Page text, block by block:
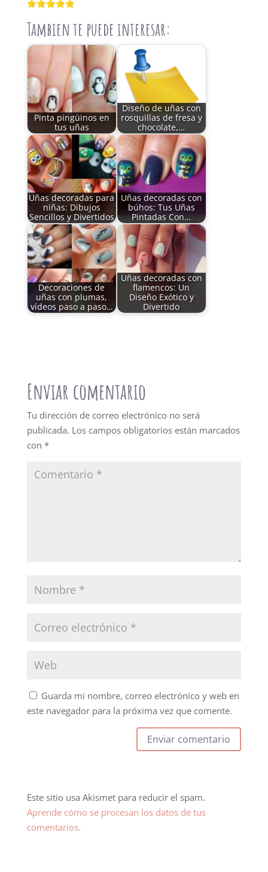
Tambien te puede interesar:
Pinta pingüinos en
tus uñas
Diseño de uñas con
rosquillas de fresa y
chocolate,…
Uñas decoradas para
niñas: Dibujos
Sencillos y Divertidos
Uñas decoradas con
búhos: Tus Uñas
Pintadas Con…
Decoraciones de
uñas con plumas,
vídeos paso a paso…
Uñas decoradas con
flamencos: Un
Diseño Exótico y
Divertido
Enviar comentario
Tu dirección de correo electrónico no será
publicada. Los campos obligatorios están marcados
con *
Guarda mi nombre, correo electrónico y web en
este navegador para la próxima vez que comente.
Este sitio usa Akismet para reducir el spam.
Aprende cómo se procesan los datos de tus
comentarios.